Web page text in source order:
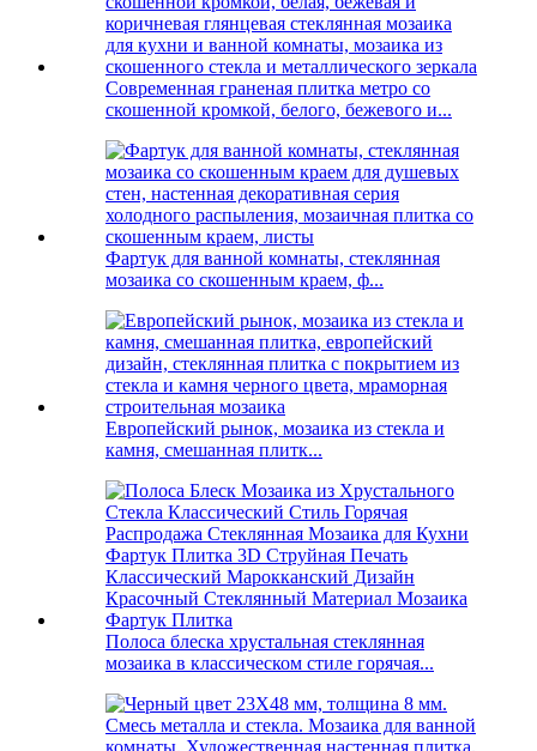
Современная граненая плитка метро со
скошенной кромкой, белого, бежевого и...
Фартук для ванной комнаты, стеклянная
мозаика со скошенным краем, ф...
Европейский рынок, мозаика из стекла и
камня, смешанная плитк...
Полоса блеска хрустальная стеклянная
мозаика в классическом стиле горячая...